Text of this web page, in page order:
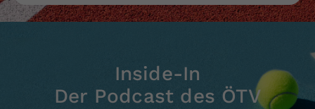
Inside-In
Der Podcast des ÖTV